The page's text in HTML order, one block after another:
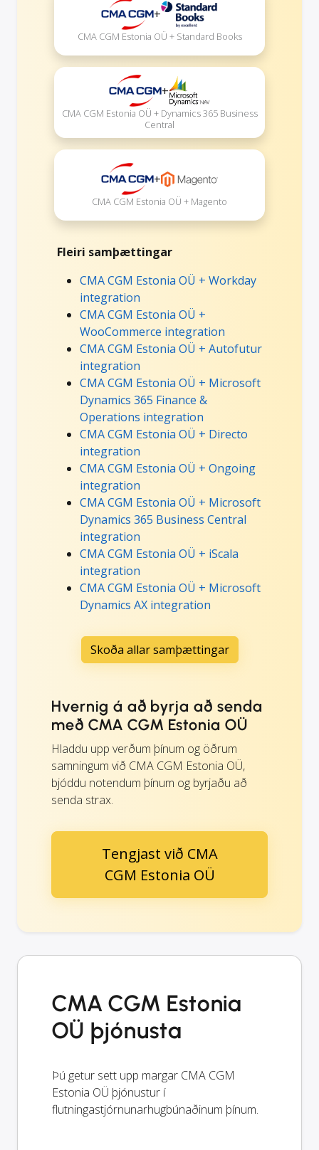
+
CMA CGM Estonia OÜ + Standard Books
+
CMA CGM Estonia OÜ + Dynamics 365 Business
Central
+
CMA CGM Estonia OÜ + Magento
Fleiri samþættingar
CMA CGM Estonia OÜ + Workday
integration
CMA CGM Estonia OÜ +
WooCommerce integration
CMA CGM Estonia OÜ + Autofutur
integration
CMA CGM Estonia OÜ + Microsoft
Dynamics 365 Finance &
Operations integration
CMA CGM Estonia OÜ + Directo
integration
CMA CGM Estonia OÜ + Ongoing
integration
CMA CGM Estonia OÜ + Microsoft
Dynamics 365 Business Central
integration
CMA CGM Estonia OÜ + iScala
integration
CMA CGM Estonia OÜ + Microsoft
Dynamics AX integration
Skoða allar samþættingar
Hvernig á að byrja að senda
með CMA CGM Estonia OÜ
Hladdu upp verðum þínum og öðrum
samningum við CMA CGM Estonia OÜ,
bjóddu notendum þínum og byrjaðu að
senda strax.
Tengjast við CMA
CGM Estonia OÜ
CMA CGM Estonia
OÜ þjónusta
Þú getur sett upp margar CMA CGM
Estonia OÜ þjónustur í
flutningastjórnunarhugbúnaðinum þínum.